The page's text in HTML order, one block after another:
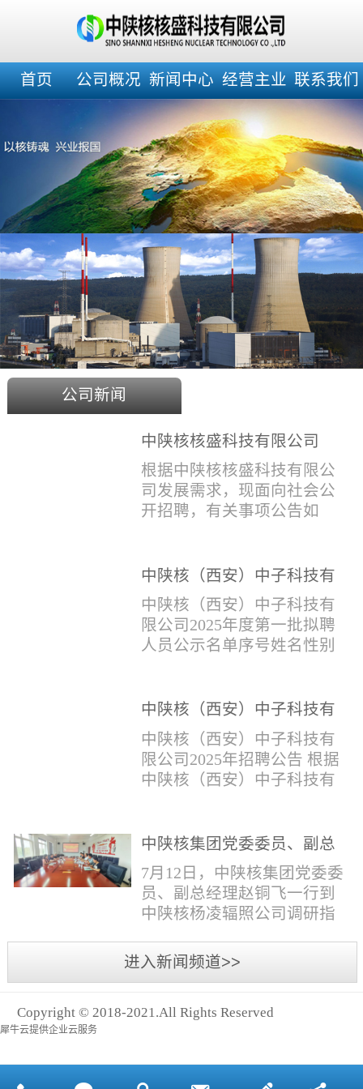
首页 公司概况 新闻中心 经营主业 联系我们
公司新闻
中陕核核盛科技有限公司
2025年度招聘公告
根据中陕核核盛科技有限公
司发展需求，现面向社会公
开招聘，有关事项公告如
会招聘：面向社会招聘，同
等条件下集团内部员工优
先。（2）应届生招聘：国家
计划内统一招收的全日制院
校应届毕业生，重点院校应
登记表》(见附件2）并如实
填写。并将《应聘人员登记
表》和本人学历学位证书和
相关证件扫描件发送至报名
中陕核（西安）中子科技有
限公司2025年度第一批拟聘
人员公示名单
中陕核（西安）中子科技有
限公司2025年度第一批拟聘
人员公示名单序号姓名性别
本科西安石油大学测控技术
月本科西安石油大学通信工
程社招3王小明男1981年11月
本科西安石油大学测控技术
子工程社招5何晔女1979年10
月本科西安财经学院工商管
理社招6张柳怡女1998...
中陕核（西安）中子科技有
限公司2025年招聘公告
中陕核（西安）中子科技有
限公司2025年招聘公告 根据
中陕核（西安）中子科技有
如下：一、招聘岗位及人数
见附件1二、招聘范围（1）
社会招聘：面向社会招聘。
（2）应届生招聘：国家计划
内统一招收的全日制院校应
届毕业生，重点院校应届毕
业生优先；回国一年内取得
国家教育部出具的学历（学
三、招聘流程（一）个人报
中陕核集团党委委员、副总
经理赵铜飞一行到中陕核杨
凌辐照公司调研指导工作
7月12日，中陕核集团党委委
员、副总经理赵铜飞一行到
中陕核杨凌辐照公司调研指
息部部长赵磊，中陕核核盛
公司执行董事张鹏，核盛公
执行董事李奎等陪同调研。
进入新闻频道>>
Copyright © 2018-2021.All Rights Reserved
犀牛云提供企业云服务